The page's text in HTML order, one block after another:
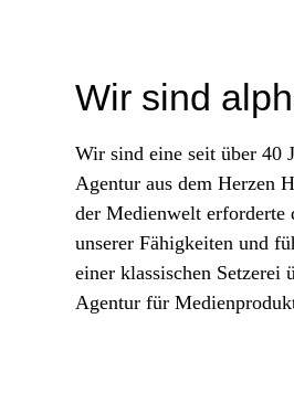
Wir sind
Wir sind eine seit über 40
Agentur aus dem Herzen
der Medienwelt
unserer Fähigkeiten und
einer klassischen Setzerei
Agentur für